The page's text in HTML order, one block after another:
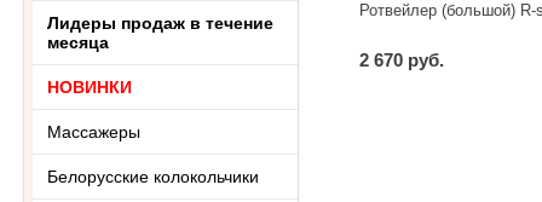
Ротвейлер (большой) R-
2 670 руб.
Лидеры продаж в течение
месяца
НОВИНКИ
Массажеры
Белорусские колокольчики